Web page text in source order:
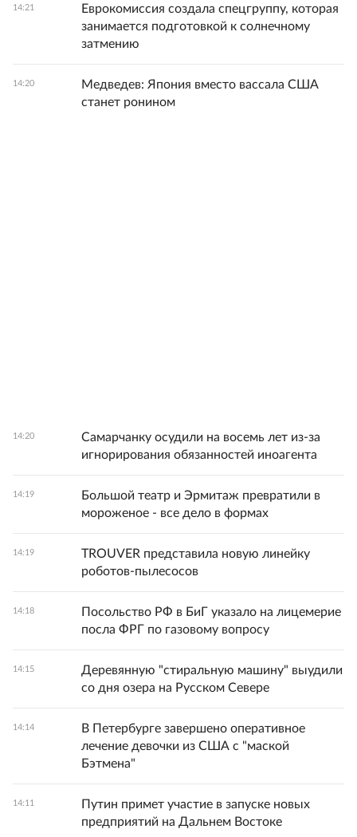
14:21
Еврокомиссия создала спецгруппу, которая
занимается подготовкой к солнечному
затмению
14:20
Медведев: Япония вместо вассала США
станет ронином
14:20
Самарчанку осудили на восемь лет из-за
игнорирования обязанностей иноагента
14:19
Большой театр и Эрмитаж превратили в
мороженое - все дело в формах
14:19
TROUVER представила новую линейку
роботов-пылесосов
14:18
Посольство РФ в БиГ указало на лицемерие
посла ФРГ по газовому вопросу
14:15
Деревянную "стиральную машину" выудили
со дня озера на Русском Севере
14:14
В Петербурге завершено оперативное
лечение девочки из США с "маской
Бэтмена"
14:11
Путин примет участие в запуске новых
предприятий на Дальнем Востоке